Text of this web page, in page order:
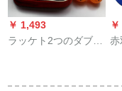
￥ 1,493
ラッケト2つのダブロ
横撮り+12球+バッキ
赤
二